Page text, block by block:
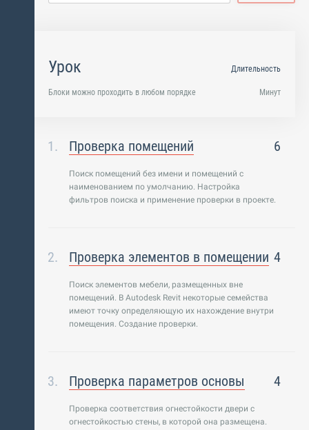
Урок
Блоки можно проходить в любом порядке
Длительность
Минут
Проверка помещений 6
Поиск помещений без имени и помещений с
наименованием по умолчанию. Настройка
фильтров поиска и применение проверки в проекте.
Проверка элементов в помещении 4
Поиск элементов мебели, размещенных вне
помещений. В Autodesk Revit некоторые семейства
имеют точку определяющую их нахождение внутри
помещения. Создание проверки.
Проверка параметров основы 4
Проверка соответствия огнестойкости двери с
огнестойкостью стены, в которой она размещена.